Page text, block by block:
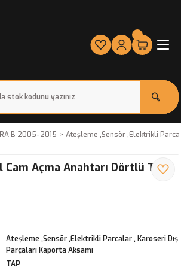
B 2005-2015 Ateşleme ,Sensör ,Elektrikli
Cam Açma Anahtarı Dörtlü Tap
Ateşleme ,Sensör ,Elektrikli Parcalar, Karoseri Dış
Parçaları Kaporta Aksamı
TAP